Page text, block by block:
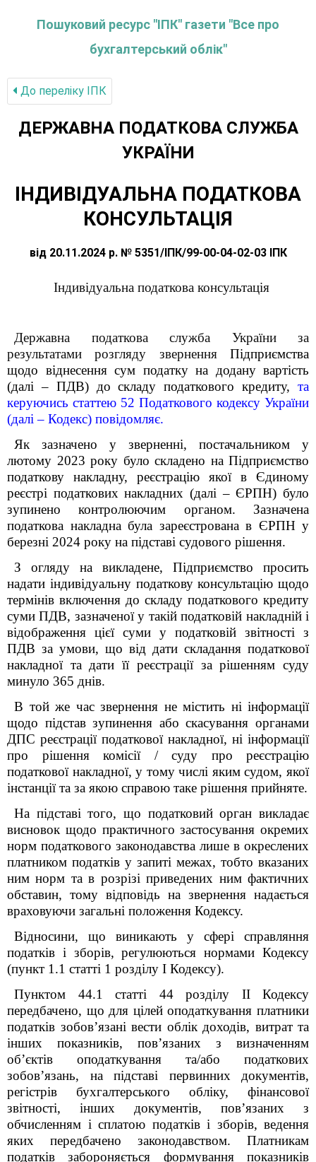
Пошуковий ресурс "ІПК" газети "Все про
бухгалтерський облік"
До переліку IПК
ДЕРЖАВНА ПОДАТКОВА СЛУЖБА
УКРАЇНИ
ІНДИВІДУАЛЬНА ПОДАТКОВА
КОНСУЛЬТАЦІЯ
від 20.11.2024 р. № 5351/ІПК/99-00-04-02-03 ІПК
Індивідуальна податкова консультація
Державна податкова служба України за
результатами розгляду звернення Підприємства
щодо віднесення сум податку на додану вартість
(далі – ПДВ) до складу податкового кредиту, та
керуючись статтею 52 Податкового кодексу України
(далі – Кодекс) повідомляє.
Як зазначено у зверненні, постачальником у
лютому 2023 року було складено на Підприємство
податкову накладну, реєстрацію якої в Єдиному
реєстрі податкових накладних (далі – ЄРПН) було
зупинено контролюючим органом. Зазначена
податкова накладна була зареєстрована в ЄРПН у
березні 2024 року на підставі судового рішення.
З огляду на викладене, Підприємство просить
надати індивідуальну податкову консультацію щодо
термінів включення до складу податкового кредиту
суми ПДВ, зазначеної у такій податковій накладній і
відображення цієї суми у податковій звітності з
ПДВ за умови, що від дати складання податкової
накладної та дати її реєстрації за рішенням суду
минуло 365 днів.
В той же час звернення не містить ні інформації
щодо підстав зупинення або скасування органами
ДПС реєстрації податкової накладної, ні інформації
про рішення комісії / суду про реєстрацію
податкової накладної, у тому числі яким судом, якої
інстанції та за якою справою таке рішення прийняте.
На підставі того, що податковий орган викладає
висновок щодо практичного застосування окремих
норм податкового законодавства лише в окреслених
платником податків у запиті межах, тобто вказаних
ним норм та в розрізі приведених ним фактичних
обставин, тому відповідь на звернення надається
враховуючи загальні положення Кодексу.
Відносини, що виникають у сфері справляння
податків і зборів, регулюються нормами Кодексу
(пункт 1.1 статті 1 розділу I Кодексу).
Пунктом 44.1 статті 44 розділу II Кодексу
передбачено, що для цілей оподаткування платники
податків зобов’язані вести облік доходів, витрат та
інших показників, пов’язаних з визначенням
об’єктів оподаткування та/або податкових
зобов’язань, на підставі первинних документів,
регістрів бухгалтерського обліку, фінансової
звітності, інших документів, пов’язаних з
обчисленням і сплатою податків і зборів, ведення
яких передбачено законодавством. Платникам
податків забороняється формування показників